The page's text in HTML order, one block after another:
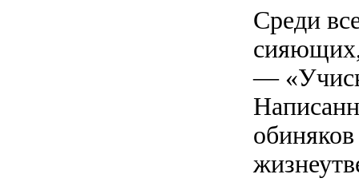
Среди
сияющих,
— «Учись